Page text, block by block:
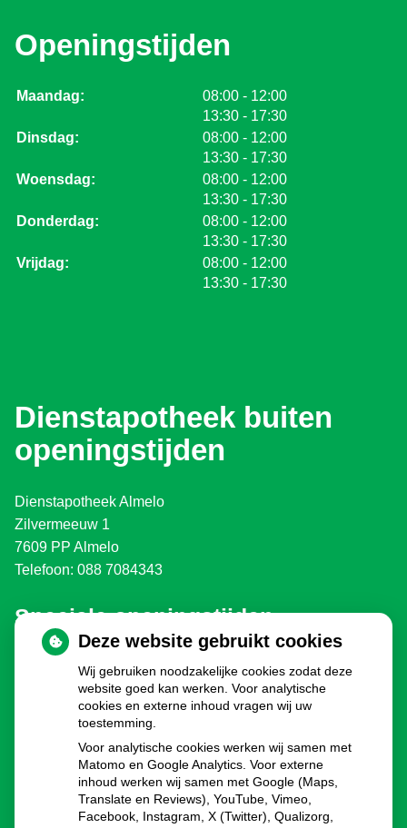
Openingstijden
Maandag: 08:00 tot
- 12:00
13:30 tot
- 17:30
Dinsdag:
08:00 tot
- 12:00
13:30 tot
- 17:30
Woensdag:
08:00 tot
- 12:00
13:30 tot
- 17:30
Donderdag:
08:00 tot
- 12:00
13:30 tot
- 17:30
Vrijdag:
08:00 tot
- 12:00
13:30 tot
- 17:30
Dienstapotheek buiten
openingstijden
Dienstapotheek Almelo
Zilvermeeuw 1
7609 PP Almelo
Telefoon: 088 7084343
Speciale openingstijden
Eerste en Tweede Paasdag:gesloten
Koningsdag:gesloten
Bevrijdingsdag 2030, 2035, 2040 enz.:gesloten
Hemelvaartsdag:gesloten
Pinksteren:
gesloten
Dag voor kerst:8.00 - 16.00u
Eerste en Tweede Kerstdag:gesloten
Oudejaarsdag:8.00 - 16.00u
Deze website gebruikt cookies
Wij gebruiken noodzakelijke cookies zodat deze
website goed kan werken. Voor analytische
cookies en externe inhoud vragen wij uw
toestemming.
Voor analytische cookies werken wij samen met
Matomo en Google Analytics. Voor externe
inhoud werken wij samen met Google (Maps,
Translate en Reviews), YouTube, Vimeo,
Facebook, Instagram, X (Twitter), Qualizorg,